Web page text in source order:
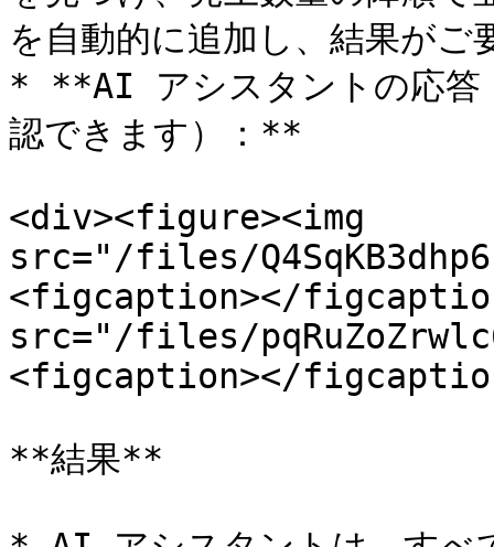
を自動的に追加し、結果が
* **AI アシスタントの応答
認できます）：**
<div><figure><img
src="/files/
<figcaption></
src="/files/
<figcaption></
**結果**